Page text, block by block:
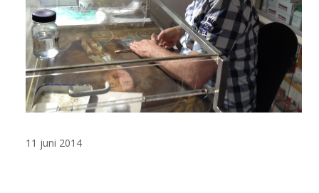
Selecteer de taal
11 juni 2014